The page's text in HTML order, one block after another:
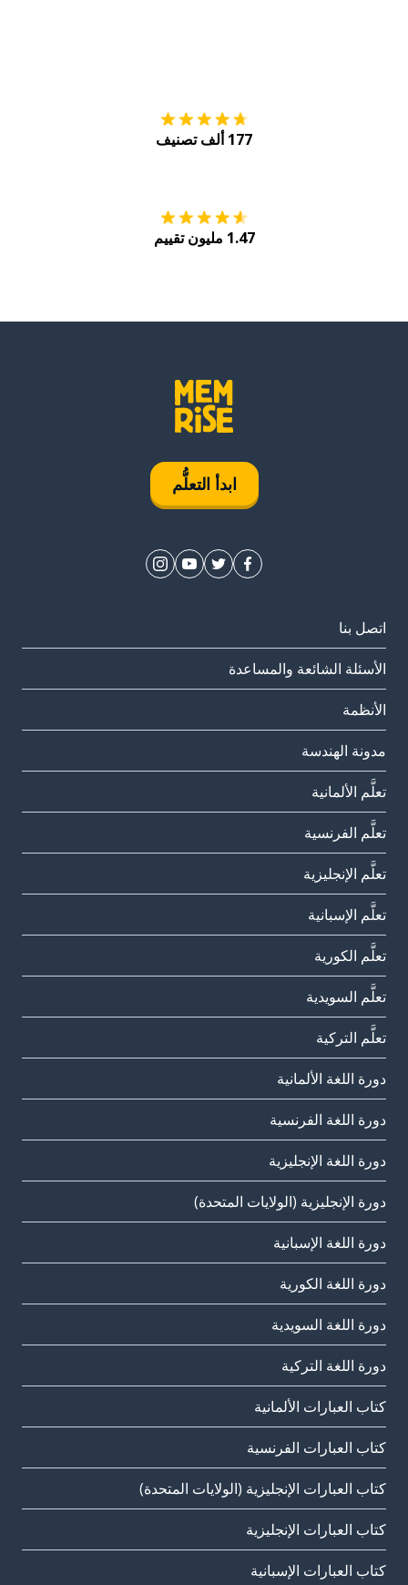
177 ألف تصنيف
1.47 مليون تقييم
ابدأ التعلُّم
اتصل بنا
الأسئلة الشائعة والمساعدة
الأنظمة
مدونة الهندسة
تعلَّم الألمانية
تعلَّم الفرنسية
تعلَّم الإنجليزية
تعلَّم الإسبانية
تعلَّم الكورية
تعلَّم السويدية
تعلَّم التركية
دورة اللغة الألمانية
دورة اللغة الفرنسية
دورة اللغة الإنجليزية
دورة الإنجليزية (الولايات المتحدة)
دورة اللغة الإسبانية
دورة اللغة الكورية
دورة اللغة السويدية
دورة اللغة التركية
كتاب العبارات الألمانية
كتاب العبارات الفرنسية
كتاب العبارات الإنجليزية (الولايات المتحدة)
كتاب العبارات الإنجليزية
كتاب العبارات الإسبانية